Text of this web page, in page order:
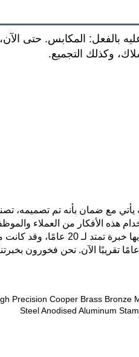
سيطر عليه بالفعل: المكابس. حتى الآن،
وكذلك التجميع.